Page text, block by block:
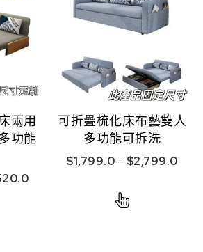
兩用
功能
可折疊梳化床布藝雙人
多功能可拆洗
$1,799.0 – $2,799.0